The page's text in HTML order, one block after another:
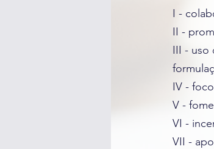
I -
II -
III - uso
IV -
V -
VI -
VII -